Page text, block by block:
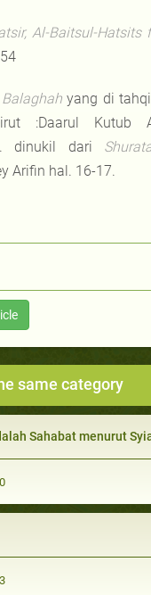
Al-Baitsul-Hatsits
yang di
:Daarul Kutub
dinukil dari
Arifin hal. 16-17.
same category
Sahabat menurut